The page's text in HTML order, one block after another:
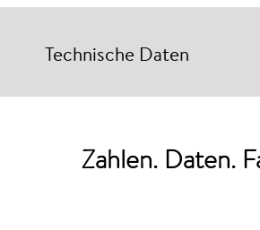
Technische Daten
Zahlen. Daten.